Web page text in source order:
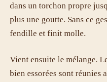
dans un torchon propre
plus une goutte. Sans ce
fendille et finit molle.
Vient ensuite le mélange.
bien essorées sont réunies